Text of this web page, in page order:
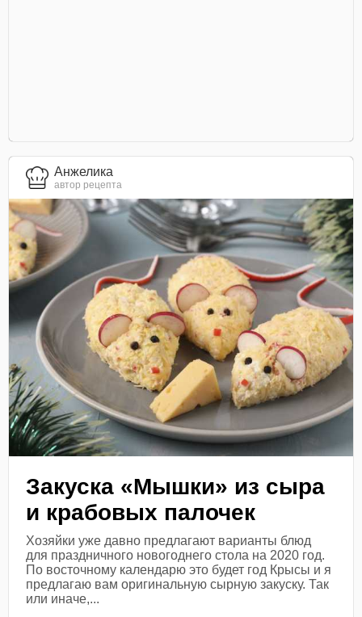
Анжелика
автор рецепта
Закуска «Мышки» из сыра
и крабовых палочек
Хозяйки уже давно предлагают варианты блюд
для праздничного новогоднего стола на 2020 год.
По восточному календарю это будет год Крысы и я
предлагаю вам оригинальную сырную закуску. Так
или иначе,...